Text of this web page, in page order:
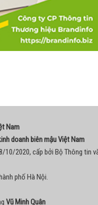
Nam
doanh biên mậu Việt Nam
10/2020, cấp bởi Bộ Thông tin
phố Hà Nội.
Vũ Minh Quân